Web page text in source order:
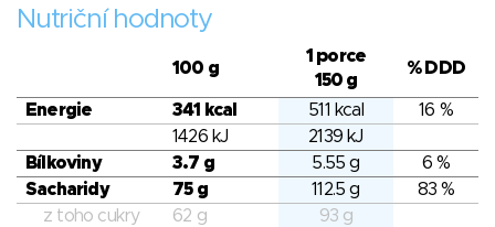
Nutriční hodnoty
100 g
1 porce
150 g
% DDD
Energie 341 kcal 511 kcal
16 %
1426 kJ
2139 kJ
Bílkoviny
3.7 g 5.55 g
6 %
Sacharidy
75 g 112.5 g
83 %
z toho cukry
62 g
93 g